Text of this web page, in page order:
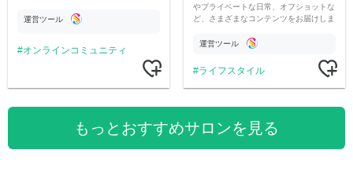
運営ツール
オンラインコミュニティ
やプライベートな日常、オフショットな
ど、さまざまなコンテンツをお届けしま
運営ツール
ライフスタイル
もっとおすすめサロンを見る